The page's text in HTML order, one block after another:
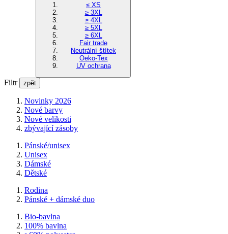
≤ XS
≥ 3XL
≥ 4XL
≥ 5XL
≥ 6XL
Fair trade
Neutrální štítek
Oeko-Tex
UV ochrana
Filtr zpět
Novinky 2026
Nové barvy
Nové velikosti
zbývající zásoby
Pánské/unisex
Unisex
Dámské
Dětské
Rodina
Pánské + dámské duo
Bio-bavlna
100% bavlna